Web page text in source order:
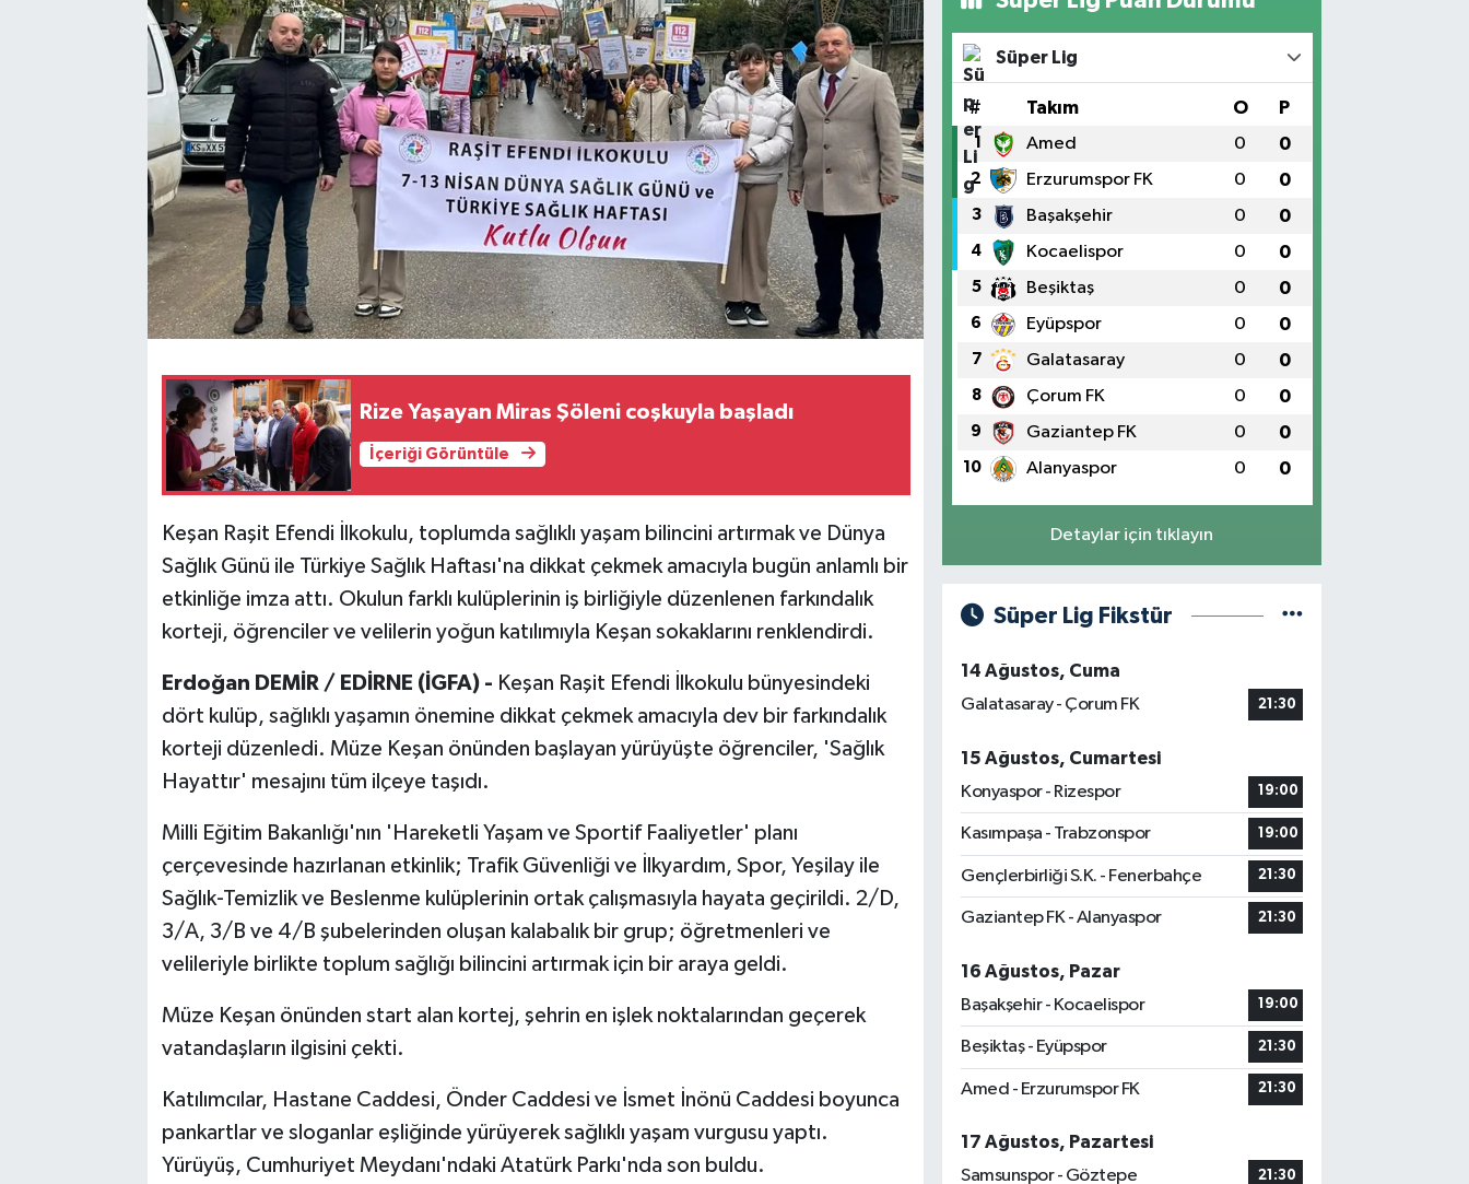
Rize Yaşayan Miras Şöleni coşkuyla başladı
İçeriği Görüntüle
Keşan Raşit Efendi İlkokulu, toplumda sağlıklı yaşam bilincini artırmak ve Dünya
Sağlık Günü ile Türkiye Sağlık Haftası'na dikkat çekmek amacıyla bugün anlamlı bir
etkinliğe imza attı. Okulun farklı kulüplerinin iş birliğiyle düzenlenen farkındalık
korteji, öğrenciler ve velilerin yoğun katılımıyla Keşan sokaklarını renklendirdi.
Erdoğan DEMİR / EDİRNE (İGFA) - Keşan Raşit Efendi İlkokulu bünyesindeki
dört kulüp, sağlıklı yaşamın önemine dikkat çekmek amacıyla dev bir farkındalık
korteji düzenledi. Müze Keşan önünden başlayan yürüyüşte öğrenciler, 'Sağlık
Hayattır' mesajını tüm ilçeye taşıdı.
Milli Eğitim Bakanlığı'nın 'Hareketli Yaşam ve Sportif Faaliyetler' planı
çerçevesinde hazırlanan etkinlik; Trafik Güvenliği ve İlkyardım, Spor, Yeşilay ile
Sağlık-Temizlik ve Beslenme kulüplerinin ortak çalışmasıyla hayata geçirildi. 2/D,
3/A, 3/B ve 4/B şubelerinden oluşan kalabalık bir grup; öğretmenleri ve
velileriyle birlikte toplum sağlığı bilincini artırmak için bir araya geldi.
Müze Keşan önünden start alan kortej, şehrin en işlek noktalarından geçerek
vatandaşların ilgisini çekti.
Katılımcılar, Hastane Caddesi, Önder Caddesi ve İsmet İnönü Caddesi boyunca
pankartlar ve sloganlar eşliğinde yürüyerek sağlıklı yaşam vurgusu yaptı.
Yürüyüş, Cumhuriyet Meydanı'ndaki Atatürk Parkı'nda son buldu.
Süper Lig
# Takım O P
1 Amed 0 0
2 Erzurumspor FK 0 0
3 Başakşehir 0 0
4 Kocaelispor 0 0
5 Beşiktaş 0 0
6 Eyüpspor 0 0
7 Galatasaray 0 0
8 Çorum FK 0 0
9 Gaziantep FK 0 0
10 Alanyaspor 0 0
Detaylar için tıklayın
Süper Lig Fikstür
14 Ağustos, Cuma
Galatasaray - Çorum FK
21:30
15 Ağustos, Cumartesi
Konyaspor - Rizespor
19:00
Kasımpaşa - Trabzonspor 19:00
Gençlerbirliği S.K. - Fenerbahçe 21:30
Gaziantep FK - Alanyaspor 21:30
16 Ağustos, Pazar
Başakşehir - Kocaelispor
19:00
Beşiktaş - Eyüpspor 21:30
Amed - Erzurumspor FK 21:30
17 Ağustos, Pazartesi
Samsunspor - Göztepe
21:30